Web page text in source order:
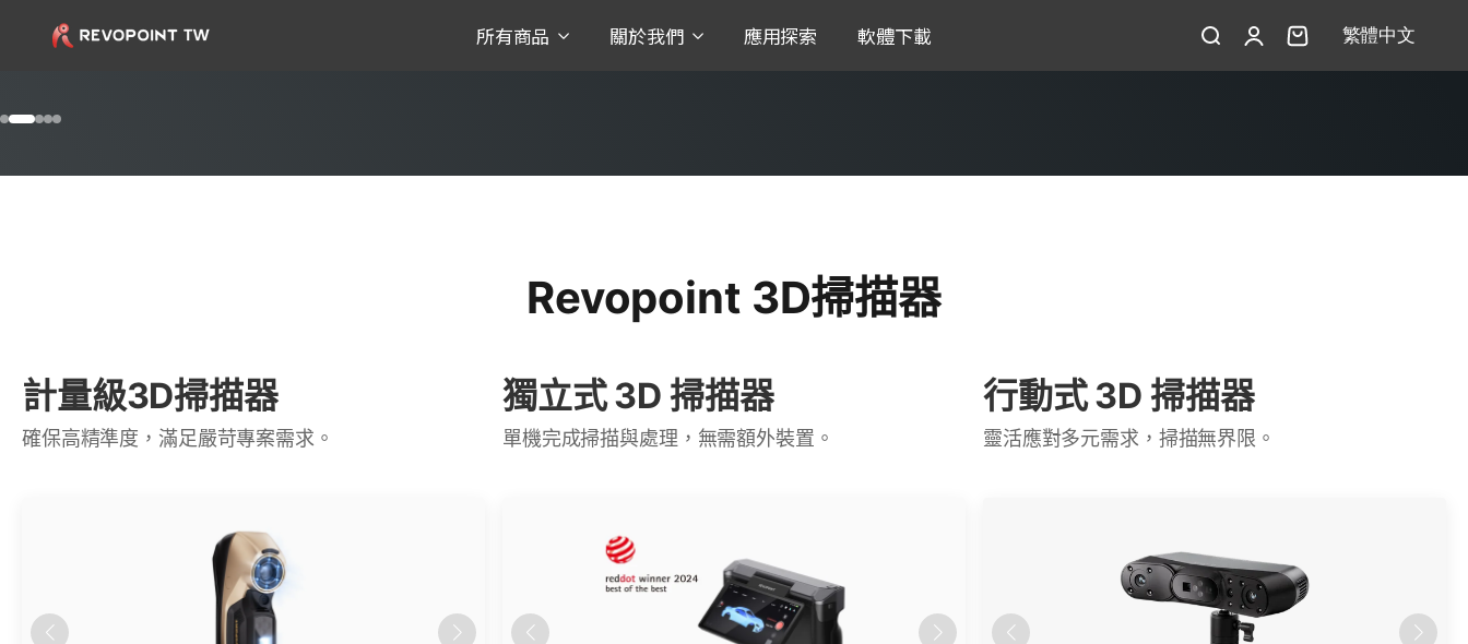
所有商品 關於我們 應用探索 軟體下載 開啟搜尋開啟帳戶頁面開啟購物車繁體中文
前往第 1 項
前往第 2 項
前往第 3 項
前往第 4 項
前往第 5 項
Revopoint 3D掃描器
計量級3D掃描器
確保高精準度，滿足嚴苛專案需求。
獨立式 3D 掃描器
單機完成掃描與處理，無需額外裝置。
行動式 3D 掃描器
靈活應對多元需求，掃描無界限。